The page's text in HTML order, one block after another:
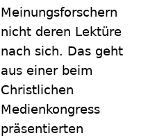
Meinungsforschern
nicht deren Lektüre
nach sich. Das geht
aus einer beim
Christlichen
Medienkongress
präsentierten